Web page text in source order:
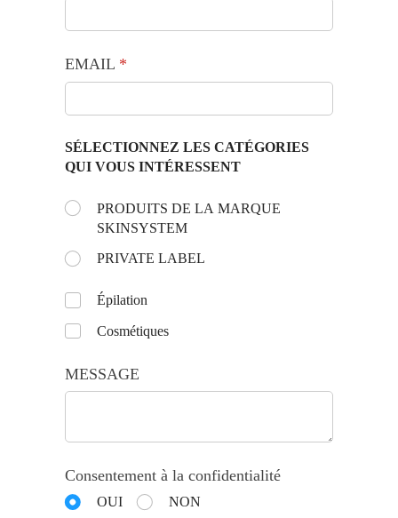
EMAIL *
(requis)
SÉLECTIONNEZ LES CATÉGORIES
QUI VOUS INTÉRESSENT
Choose the day: *
(requis)
PRODUITS DE LA MARQUE
SKINSYSTEM
PRIVATE LABEL
UntitledÉpilation
Cosmétiques
MESSAGE
Consentement à la confidentialité
OUI NON